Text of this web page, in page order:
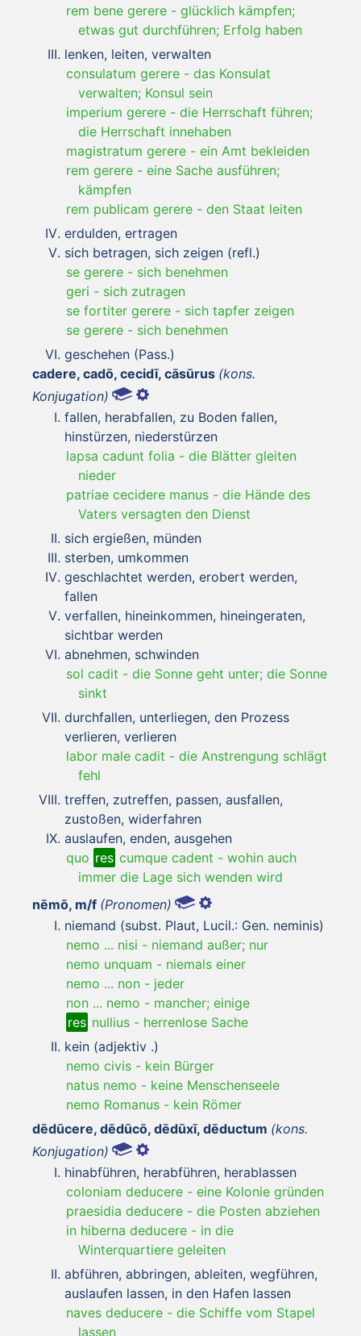
rem bene gerere - glücklich kämpfen;
etwas gut durchführen; Erfolg haben
lenken, leiten, verwalten
consulatum gerere - das Konsulat
verwalten; Konsul sein
imperium gerere - die Herrschaft führen;
die Herrschaft innehaben
magistratum gerere - ein Amt bekleiden
rem gerere - eine Sache ausführen;
kämpfen
rem publicam gerere - den Staat leiten
erdulden, ertragen
sich betragen, sich zeigen (refl.)
se gerere - sich benehmen
geri - sich zutragen
se fortiter gerere - sich tapfer zeigen
se gerere - sich benehmen
geschehen (Pass.)
cadere, cadō, cecidī, cāsūrus (kons.
Konjugation)
fallen, herabfallen, zu Boden fallen,
hinstürzen, niederstürzen
lapsa cadunt folia - die Blätter gleiten
nieder
patriae cecidere manus - die Hände des
Vaters versagten den Dienst
sich ergießen, münden
sterben, umkommen
geschlachtet werden, erobert werden,
fallen
verfallen, hineinkommen, hineingeraten,
sichtbar werden
abnehmen, schwinden
sol cadit - die Sonne geht unter; die Sonne
sinkt
durchfallen, unterliegen, den Prozess
verlieren, verlieren
labor male cadit - die Anstrengung schlägt
fehl
treffen, zutreffen, passen, ausfallen,
zustoßen, widerfahren
auslaufen, enden, ausgehen
quo res cumque cadent - wohin auch
immer die Lage sich wenden wird
nēmō, m/f (Pronomen)
niemand (subst. Plaut, Lucil.: Gen. neminis)
nemo ... nisi - niemand außer; nur
nemo unquam - niemals einer
nemo ... non - jeder
non ... nemo - mancher; einige
res nullius - herrenlose Sache
kein (adjektiv .)
nemo civis - kein Bürger
natus nemo - keine Menschenseele
nemo Romanus - kein Römer
dēdūcere, dēdūcō, dēdūxī, dēductum (kons.
Konjugation)
hinabführen, herabführen, herablassen
coloniam deducere - eine Kolonie gründen
praesidia deducere - die Posten abziehen
in hiberna deducere - in die
Winterquartiere geleiten
abführen, abbringen, ableiten, wegführen,
auslaufen lassen, in den Hafen lassen
naves deducere - die Schiffe vom Stapel
lassen